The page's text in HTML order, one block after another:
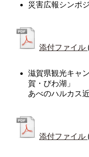
災害広報シンポ
添付ファイル
滋賀県観光キャ
賀・びわ湖」
あべのハルカス
添付ファイル